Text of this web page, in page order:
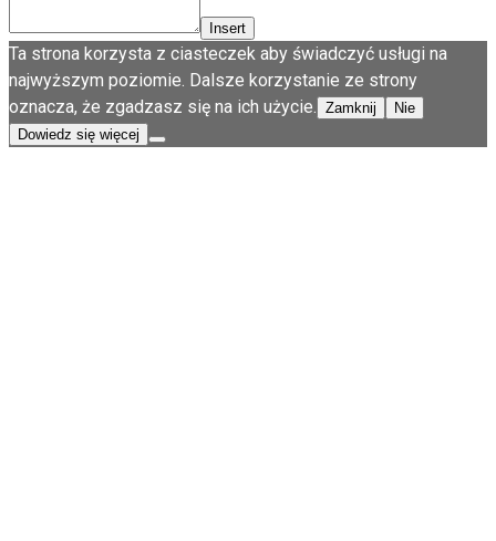
Insert
Ta strona korzysta z ciasteczek aby świadczyć usługi na
najwyższym poziomie. Dalsze korzystanie ze strony
oznacza, że zgadzasz się na ich użycie. Zamknij
Nie
Dowiedz się więcej